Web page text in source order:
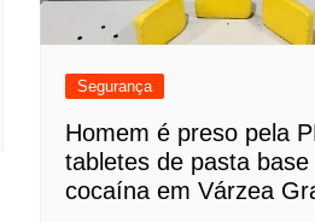
Segurança
Homem é preso pela
tabletes de pasta base
cocaína em Várzea